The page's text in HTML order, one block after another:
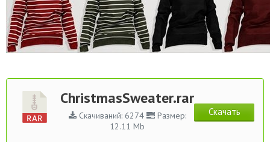
ChristmasSweater.rar
Скачиваний: 6274
Размер:
12.11 Mb
Скачать